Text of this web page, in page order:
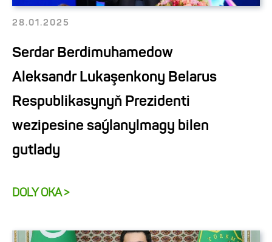
28.01.2025
Serdar Berdimuhamedow
Aleksandr Lukaşenkony Belarus
Respublikasynyň Prezidenti
wezipesine saýlanylmagy bilen
gutlady
DOLY OKA >